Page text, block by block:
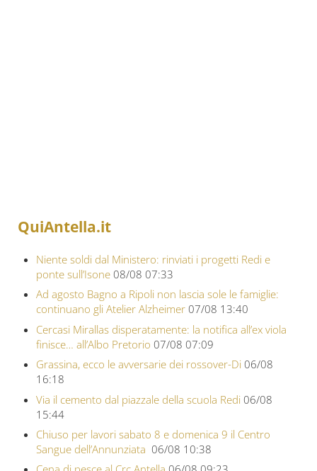
QuiAntella.it
Niente soldi dal Ministero: rinviati i progetti Redi e
ponte sull’Isone 08/08 07:33
Ad agosto Bagno a Ripoli non lascia sole le famiglie:
continuano gli Atelier Alzheimer 07/08 13:40
Cercasi Mirallas disperatamente: la notifica all’ex viola
finisce… all’Albo Pretorio 07/08 07:09
Grassina, ecco le avversarie dei rossover-Di 06/08
16:18
Via il cemento dal piazzale della scuola Redi 06/08
15:44
Chiuso per lavori sabato 8 e domenica 9 il Centro
Sangue dell’Annunziata 06/08 10:38